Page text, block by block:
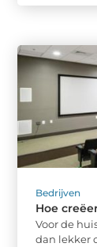
Bedrijven
Hoe
Voor de
dan lekker